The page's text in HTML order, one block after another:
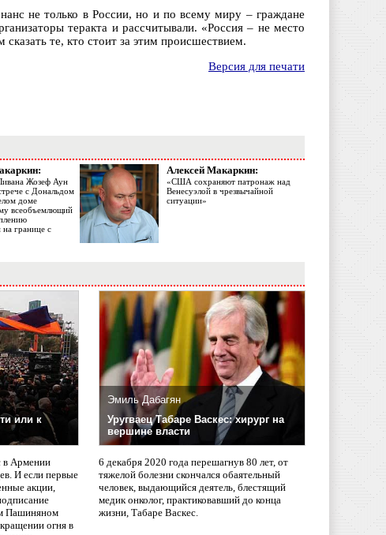
не только в России, но и по всему миру – граждане
теракта и рассчитывали. «Россия – не место
те, кто стоит за этим происшествием.
Версия для печати
Жозеф Аун
с Дональдом
доме
всеобъемлющий
на границе с
Алексей Макаркин:
«США сохраняют патронаж над
Венесуэлой в чрезвычайной
ситуации»
или к
в Армении
И если первые
акции,
Пашиняном
огня в
Эмиль Дабагян
Уругваец Табаре Васкес: хирург на
вершине власти
6 декабря 2020 года перешагнув 80 лет, от
тяжелой болезни скончался обаятельный
человек, выдающийся деятель, блестящий
медик онколог, практиковавший до конца
жизни, Табаре Васкес.